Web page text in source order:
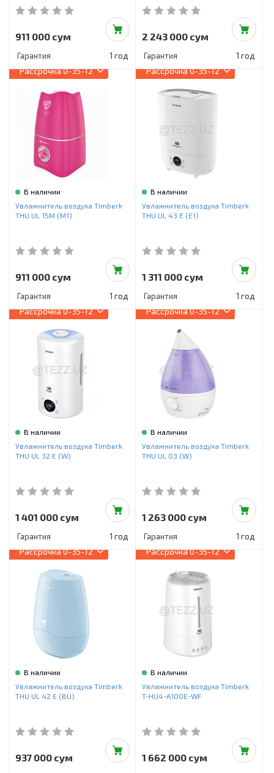
911 000 сум
Гарантия 1 год
2 243 000 сум
Гарантия 1 год
Рассрочка0-35-12
В наличии
Увлажнитель воздуха Timberk
THU UL 15M (M1)
911 000 сум
Гарантия 1 год
Рассрочка0-35-12
В наличии
Увлажнитель воздуха Timberk
THU UL 43 E (E1)
1 311 000 сум
Гарантия 1 год
Рассрочка0-35-12
В наличии
Увлажнитель воздуха Timberk
THU UL 32 E (W)
1 401 000 сум
Гарантия 1 год
Рассрочка0-35-12
В наличии
Увлажнитель воздуха Timberk
THU UL 03 (W)
1 263 000 сум
Гарантия 1 год
Рассрочка0-35-12
В наличии
Увлажнитель воздуха Timberk
THU UL 42 E (BU)
937 000 сум
Рассрочка0-35-12
В наличии
Увлажнитель воздуха Timberk
T-HU4-A100E-WF
1 662 000 сум